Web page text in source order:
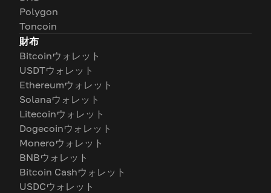
Polygon
Toncoin
財布
Bitcoinウォレット
USDTウォレット
Ethereumウォレット
Solanaウォレット
Litecoinウォレット
Dogecoinウォレット
Moneroウォレット
BNBウォレット
Bitcoin Cashウォレット
USDCウォレット